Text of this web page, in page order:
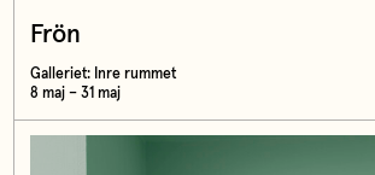
Frön
Galleriet: Inre rummet
8 maj – 31 maj